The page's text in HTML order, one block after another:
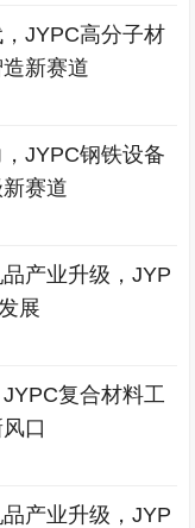
JYPC高分子材
新赛道
JYPC钢铁设备
赛道
产业升级，JYP
展
复合材料工
口
产业升级，JYP